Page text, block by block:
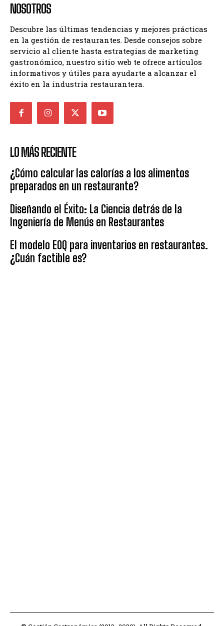
NOSOTROS
Descubre las últimas tendencias y mejores prácticas
en la gestión de restaurantes. Desde consejos sobre
servicio al cliente hasta estrategias de marketing
gastronómico, nuestro sitio web te ofrece artículos
informativos y útiles para ayudarte a alcanzar el
éxito en la industria restaurantera.
LO MÁS RECIENTE
¿Cómo calcular las calorías a los alimentos
preparados en un restaurante?
Diseñando el Éxito: La Ciencia detrás de la
Ingeniería de Menús en Restaurantes
El modelo EOQ para inventarios en restaurantes.
¿Cuán factible es?